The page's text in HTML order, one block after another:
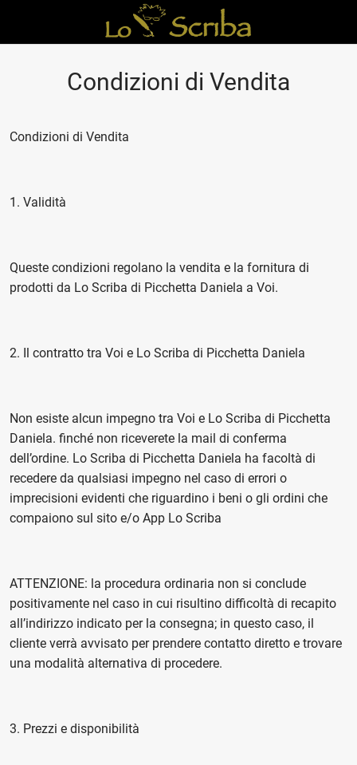
Condizioni di Vendita
Condizioni di Vendita
1. Validità
Queste condizioni regolano la vendita e la fornitura di
prodotti da Lo Scriba di Picchetta Daniela a Voi.
2. Il contratto tra Voi e Lo Scriba di Picchetta Daniela
Non esiste alcun impegno tra Voi e Lo Scriba di Picchetta
Daniela. finché non riceverete la mail di conferma
dell’ordine. Lo Scriba di Picchetta Daniela ha facoltà di
recedere da qualsiasi impegno nel caso di errori o
imprecisioni evidenti che riguardino i beni o gli ordini che
compaiono sul sito e/o App Lo Scriba
ATTENZIONE: la procedura ordinaria non si conclude
positivamente nel caso in cui risultino difficoltà di recapito
all’indirizzo indicato per la consegna; in questo caso, il
cliente verrà avvisato per prendere contatto diretto e trovare
una modalità alternativa di procedere.
3. Prezzi e disponibilità